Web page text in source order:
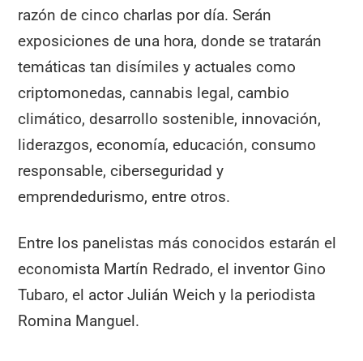
razón de cinco charlas por día. Serán
exposiciones de una hora, donde se tratarán
temáticas tan disímiles y actuales como
criptomonedas, cannabis legal, cambio
climático, desarrollo sostenible, innovación,
liderazgos, economía, educación, consumo
responsable, ciberseguridad y
emprendedurismo, entre otros.
Entre los panelistas más conocidos estarán el
economista Martín Redrado, el inventor Gino
Tubaro, el actor Julián Weich y la periodista
Romina Manguel.